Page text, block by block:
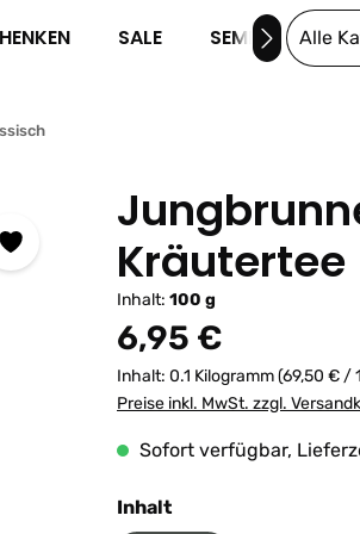
SALE SEMINAREAlle
Kräutertee
Inhalt: 100 g
Regulärer Preis:
6,95 €
Inhalt: 0.1 Kilogramm(69,50 € /
Preise inkl. MwSt. zzgl.
Sofort verfügbar,
Inhaltauswählen